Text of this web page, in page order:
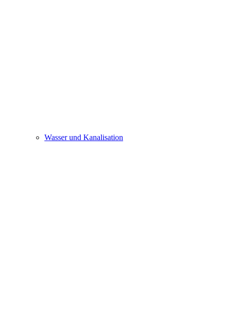
Wasser und Kanalisation